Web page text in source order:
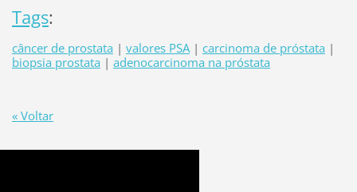
Tags:
câncer de prostata | valores PSA | carcinoma de próstata |
biopsia prostata | adenocarcinoma na próstata
« Voltar